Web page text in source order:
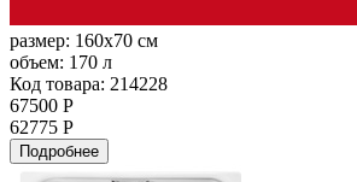
размер: 160x70 см
объем: 170 л
Код товара: 214228
67500 Р
62775 Р
Подробнее